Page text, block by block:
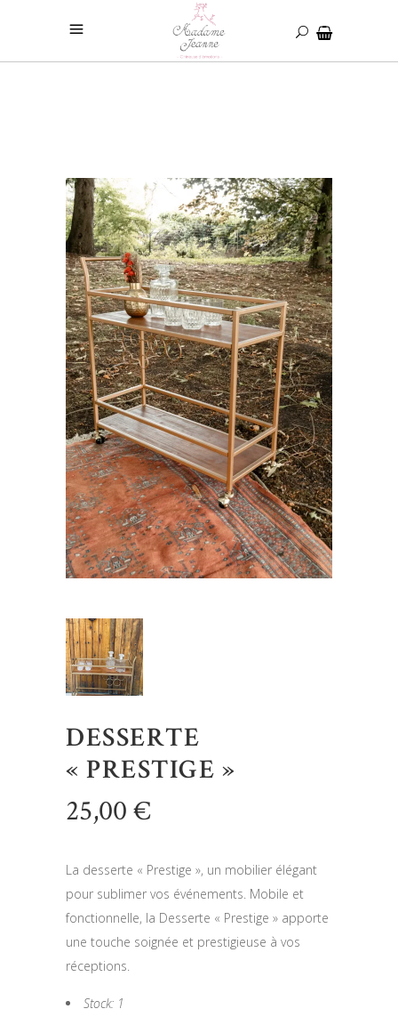
DESSERTE
« PRESTIGE »
25,00€
La desserte « Prestige », un mobilier élégant
pour sublimer vos événements. Mobile et
fonctionnelle, la Desserte « Prestige » apporte
une touche soignée et prestigieuse à vos
réceptions.
Stock: 1